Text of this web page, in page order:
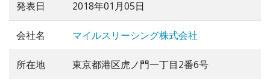
発表日 2018年01月05日
会社名 マイルスリーシング株式会社
所在地 東京都港区虎ノ門一丁目2番6号